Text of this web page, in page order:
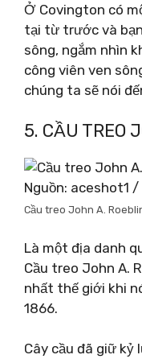
Ở Covington có
tại từ trước và
sông, ngắm nhìn
công viên ven
chúng ta sẽ nói
5. CẦU TREO
Nguồn: aceshot1
Cầu treo John A.
Là một địa danh
Cầu treo John A.
nhất thế giới khi
1866.
Cây cầu đã giữ kỷ